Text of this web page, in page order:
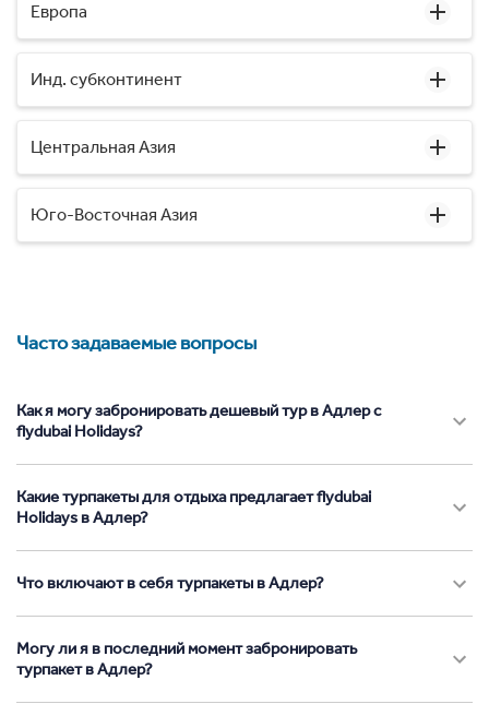
Европа
Инд. субконтинент
Центральная Азия
Юго-Восточная Азия
Часто задаваемые вопросы
Как я могу забронировать дешевый тур в Адлер с
flydubai Holidays?
Какие турпакеты для отдыха предлагает flydubai
Holidays в Адлер?
Что включают в себя турпакеты в Адлер?
Могу ли я в последний момент забронировать
турпакет в Адлер?